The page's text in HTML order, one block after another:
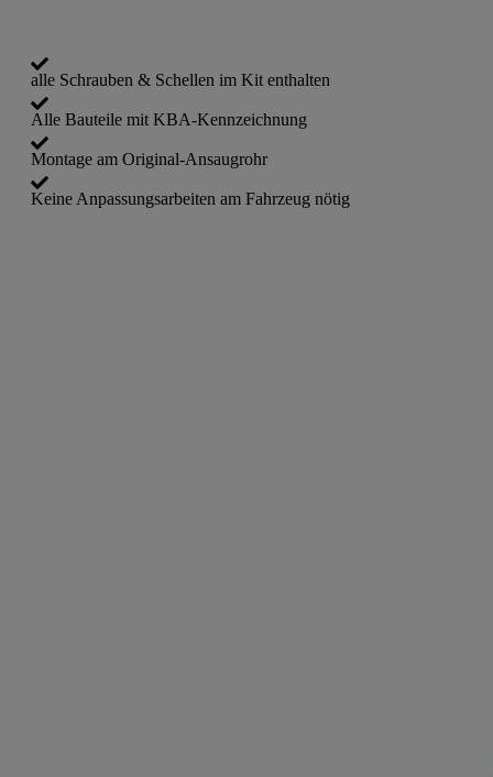
alle Schrauben & Schellen im Kit enthalten
Alle Bauteile mit KBA-Kennzeichnung
Montage am Original-Ansaugrohr
Keine Anpassungsarbeiten am Fahrzeug nötig